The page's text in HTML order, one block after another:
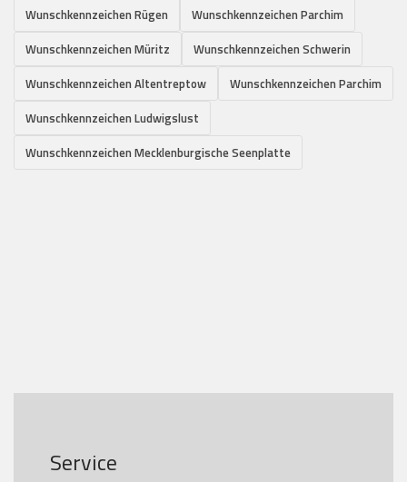
Wunschkennzeichen Rügen
Wunschkennzeichen Parchim
Wunschkennzeichen Müritz
Wunschkennzeichen Schwerin
Wunschkennzeichen Altentreptow
Wunschkennzeichen Parchim
Wunschkennzeichen Ludwigslust
Wunschkennzeichen Mecklenburgische Seenplatte
Service